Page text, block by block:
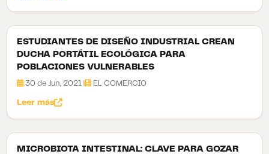
ESTUDIANTES DE DISEÑO INDUSTRIAL CREAN
DUCHA PORTÁTIL ECOLÓGICA PARA
POBLACIONES VULNERABLES
30 de Jun, 2021 EL COMERCIO
Leer más
MICROBIOTA INTESTINAL: CLAVE PARA GOZAR